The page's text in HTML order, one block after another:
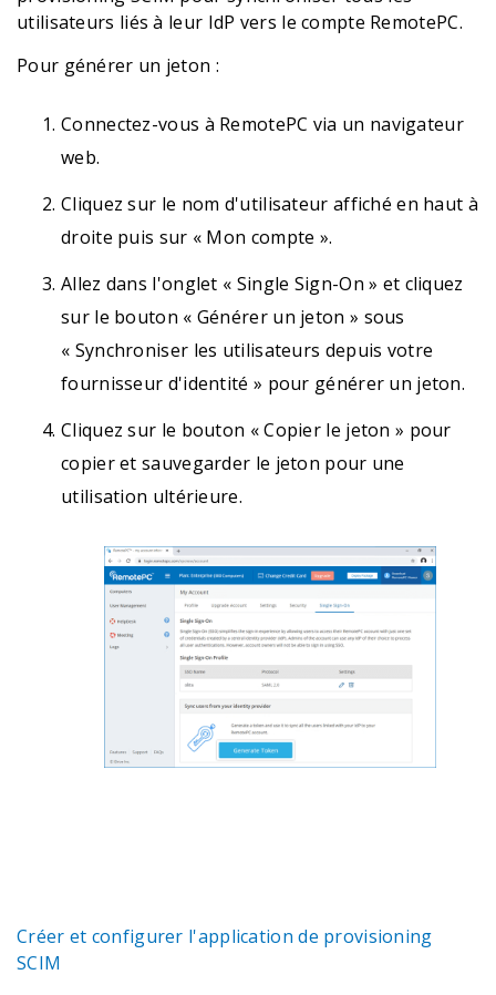
utilisateurs liés à leur IdP vers le compte RemotePC.
Pour générer un jeton :
Connectez-vous à RemotePC via un navigateur
web.
Cliquez sur le nom d'utilisateur affiché en haut à
droite puis sur « Mon compte ».
Allez dans l'onglet « Single Sign-On » et cliquez
sur le bouton « Générer un jeton » sous
« Synchroniser les utilisateurs depuis votre
fournisseur d'identité » pour générer un jeton.
Cliquez sur le bouton « Copier le jeton » pour
copier et sauvegarder le jeton pour une
utilisation ultérieure.
Créer et configurer l'application de provisioning
SCIM